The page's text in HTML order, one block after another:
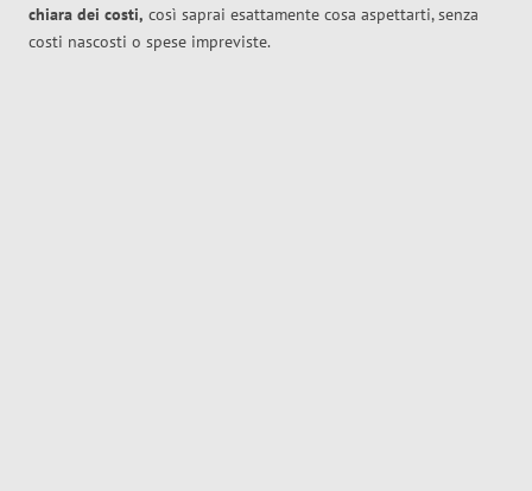
chiara dei costi, così saprai esattamente cosa aspettarti, senza
costi nascosti o spese impreviste.